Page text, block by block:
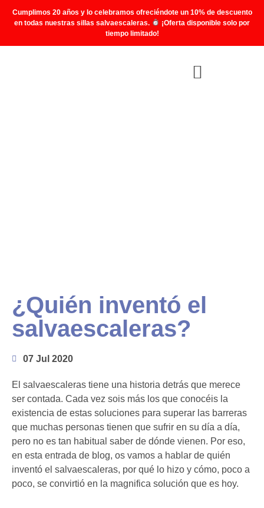
Cumplimos 20 años y lo celebramos ofreciéndote un 10% de descuento
en todas nuestras sillas salvaescaleras.
¡Oferta disponible solo por
tiempo limitado!
¿Quién inventó el
salvaescaleras?
07 Jul 2020
El salvaescaleras tiene una historia detrás que merece
ser contada. Cada vez sois más los que conocéis la
existencia de estas soluciones para superar las barreras
que muchas personas tienen que sufrir en su día a día,
pero no es tan habitual saber de dónde vienen. Por eso,
en esta entrada de blog, os vamos a hablar de quién
inventó el salvaescaleras, por qué lo hizo y cómo, poco a
poco, se convirtió en la magnifica solución que es hoy.